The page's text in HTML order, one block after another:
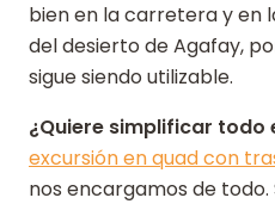
bien en la carretera y en
del desierto de Agafay,
sigue siendo utilizable.
¿Quiere simplificar todo
excursión en quad con
nos encargamos de